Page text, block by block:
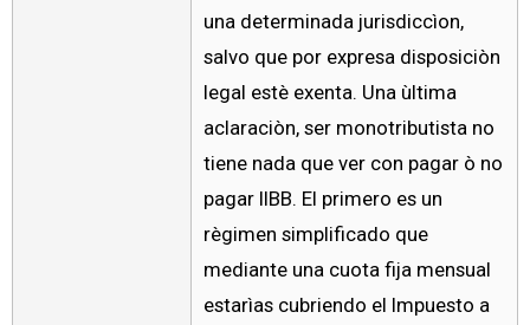
una determinada jurisdiccìon,
salvo que por expresa disposiciòn
legal estè exenta. Una ùltima
aclaraciòn, ser monotributista no
tiene nada que ver con pagar ò no
pagar IIBB. El primero es un
règimen simplificado que
mediante una cuota fija mensual
estarìas cubriendo el Impuesto a